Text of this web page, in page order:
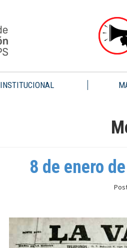
INSTITUCIONAL
8 de enero